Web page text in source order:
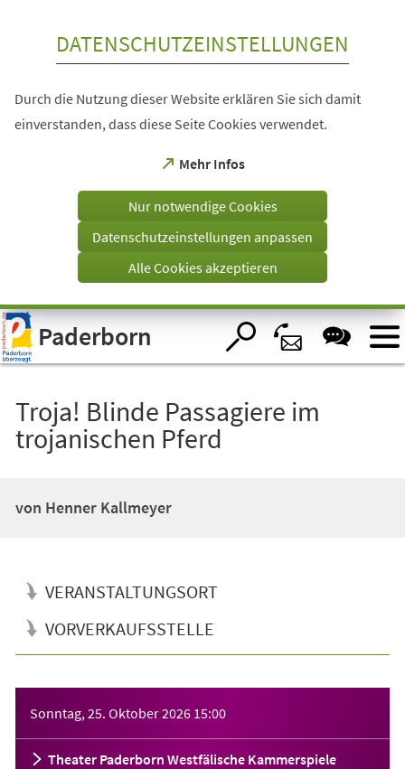
Visuelle
Assistenzsoftware
öffnen.
DATENSCHUTZEINSTELLUNGEN
Durch die Nutzung dieser Website erklären Sie sich damit
einverstanden, dass diese Seite Cookies verwendet.
Mehr Infos
(Öffnet
einem
Tab)
Nur notwendige Cookies
Datenschutzeinstellungen anpassen
Alle Cookies akzeptieren
Paderborn
Troja! Blinde Passagiere im
trojanischen Pferd
von Henner Kallmeyer
VERANSTALTUNGSORT
VORVERKAUFSSTELLE
Sonntag, 25. Oktober 2026 15:00
Theater Paderborn Westfälische Kammerspiele